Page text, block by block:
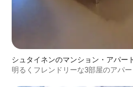
シュタイネンのマンション・アパー
明るくフレンドリーな3部屋のアパ